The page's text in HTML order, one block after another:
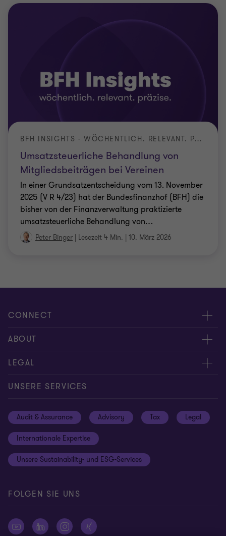
Umsatzsteuerliche Behandlung von
Mitgliedsbeiträgen bei Vereinen
BFH INSIGHTS - WÖCHENTLICH. RELEVANT. PRÄZISE.
In einer Grundsatzentscheidung vom 13. November
2025 (V R 4/23) hat der Bundesfinanzhof (BFH) die
bisher von der Finanzverwaltung praktizierte
umsatzsteuerliche Behandlung von…
Peter Binger | Lesezeit 4 Min. | 10. März 2026
CONNECT
Kontakt
Experten
Hinweisgebersystem
Login
ABOUT
Über uns
Karriere
Newsletter Anmeldung
LEGAL
Impressum
Informationspflichten DS-GVO
Rechtliche Hinweise
Cookie-Einstellungen
UNSERE SERVICES
Audit & Assurance Advisory Tax Legal
Internationale Expertise
Unsere Sustainability- und ESG-Services
FOLGEN SIE UNS